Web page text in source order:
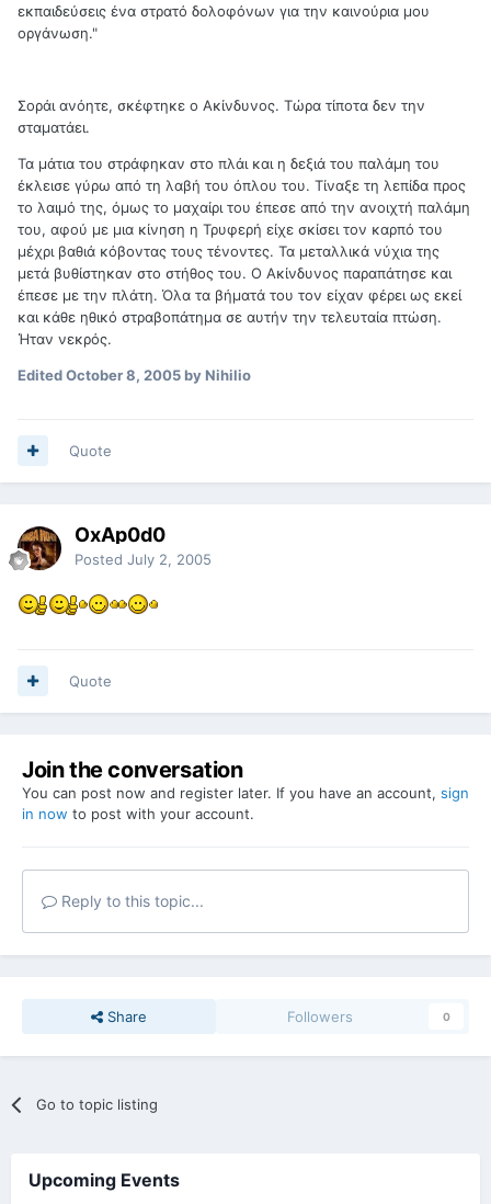
εκπαιδεύσεις ένα στρατό δολοφόνων για την καινούρια μου
οργάνωση."
Σοράι ανόητε, σκέφτηκε ο Ακίνδυνος. Τώρα τίποτα δεν την
σταματάει.
Τα μάτια του στράφηκαν στο πλάι και η δεξιά του παλάμη του
έκλεισε γύρω από τη λαβή του όπλου του. Τίναξε τη λεπίδα προς
το λαιμό της, όμως το μαχαίρι του έπεσε από την ανοιχτή παλάμη
του, αφού με μια κίνηση η Τρυφερή είχε σκίσει τον καρπό του
μέχρι βαθιά κόβοντας τους τένοντες. Τα μεταλλικά νύχια της
μετά βυθίστηκαν στο στήθος του. Ο Ακίνδυνος παραπάτησε και
έπεσε με την πλάτη. Όλα τα βήματά του τον είχαν φέρει ως εκεί
και κάθε ηθικό στραβοπάτημα σε αυτήν την τελευταία πτώση.
Ήταν νεκρός.
EditedOctober 8, 2005by Nihilio
Quote
OxAp0d0
Posted July 2, 2005
Quote
Join the conversation
You can post now and register later. If you have an account, sign
in now to post with your account.
Reply to this topic...
Share Followers 0
Go to topic listing
Upcoming Events